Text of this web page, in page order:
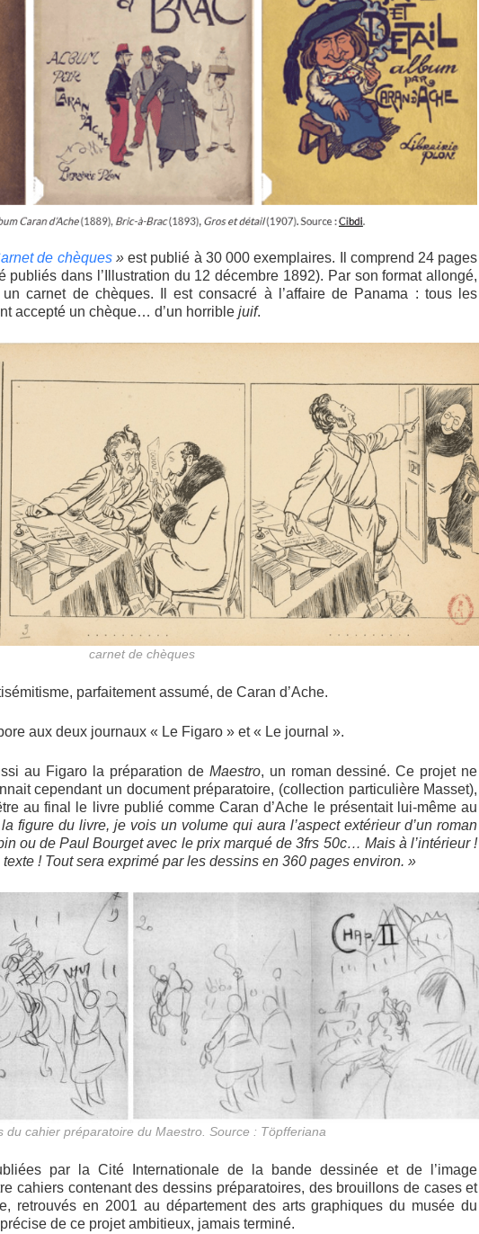
de chèques»est publié à 30 000 exemplaires. Il comprend 24 pages
publiés dans l’Illustration du 12 décembre 1892). Par son format allongé,
carnet de chèques. Il est consacré à l’affaire de Panama : tous les
accepté un chèque… d’un horrible juif.
carnet de chèques
parfaitement assumé, de Caran d’Ache.
aux deux journaux « Le Figaro » et « Le journal ».
au Figaro la préparation de Maestro, un roman dessiné. Ce projet ne
cependant un document préparatoire, (collection particulière Masset),
au final le livre publié comme Caran d’Ache le présentait lui-même au
figure du livre, je vois un volume qui aura l’aspect extérieur d’un roman
ou de Paul Bourget avec le prix marqué de 3frs 50c… Mais à l’intérieur !
! Tout sera exprimé par les dessins en 360 pages environ. »
du cahier préparatoire du Maestro. Source : Töpfferiana
par la Cité Internationale de la bande dessinée et de l’image
cahiers contenant des dessins préparatoires, des brouillons de cases et
retrouvés en 2001 au département des arts graphiques du musée du
de ce projet ambitieux, jamais terminé.